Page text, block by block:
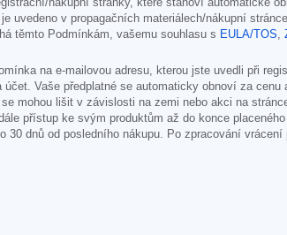
nákupní stránky, které stanoví automatické
uvedeno v propagačních materiálech/nákupní
těmto Podmínkám, vašemu souhlasu s EULA/TOS,
na e-mailovou adresu, kterou jste uvedli při
Vaše předplatné se automaticky obnoví za cenu
mohou lišit v závislosti na zemi nebo akci na
přístup ke svým produktům až do konce
dnů od posledního nákupu. Po zpracování